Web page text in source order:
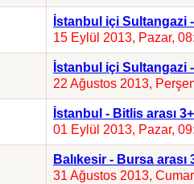
İstanbul içi Sultangazi
15 Eylül 2013, Pazar,
İstanbul içi Sultangazi
22 Ağustos 2013,
İstanbul - Bitlis arası
01 Eylül 2013, Pazar,
Balıkesir - Bursa arası
31 Ağustos 2013,